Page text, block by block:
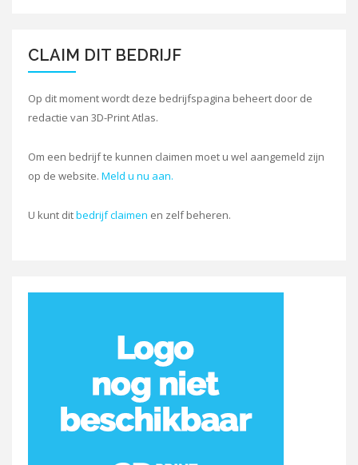
CLAIM DIT BEDRIJF
Op dit moment wordt deze bedrijfspagina beheert door de
redactie van 3D-Print Atlas.
Om een bedrijf te kunnen claimen moet u wel aangemeld zijn
op de website. Meld u nu aan.
U kunt ditbedrijf claimen en zelf beheren.